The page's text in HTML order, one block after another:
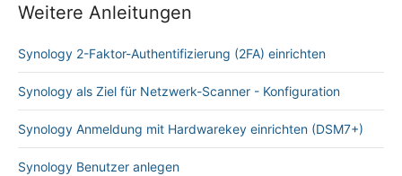
Weitere Anleitungen
Synology 2-Faktor-Authentifizierung (2FA) einrichten
Synology als Ziel für Netzwerk-Scanner - Konfiguration
Synology Anmeldung mit Hardwarekey einrichten (DSM7+)
Synology Benutzer anlegen